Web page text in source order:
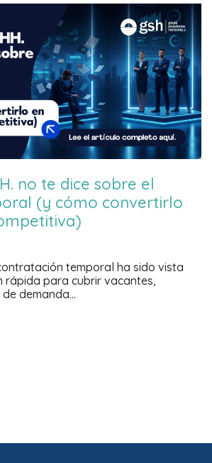
no te dice sobre el
(y cómo convertirlo
temporal ha sido vista
rápida para cubrir vacantes,
demanda…